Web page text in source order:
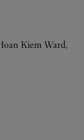
Kiem Ward,